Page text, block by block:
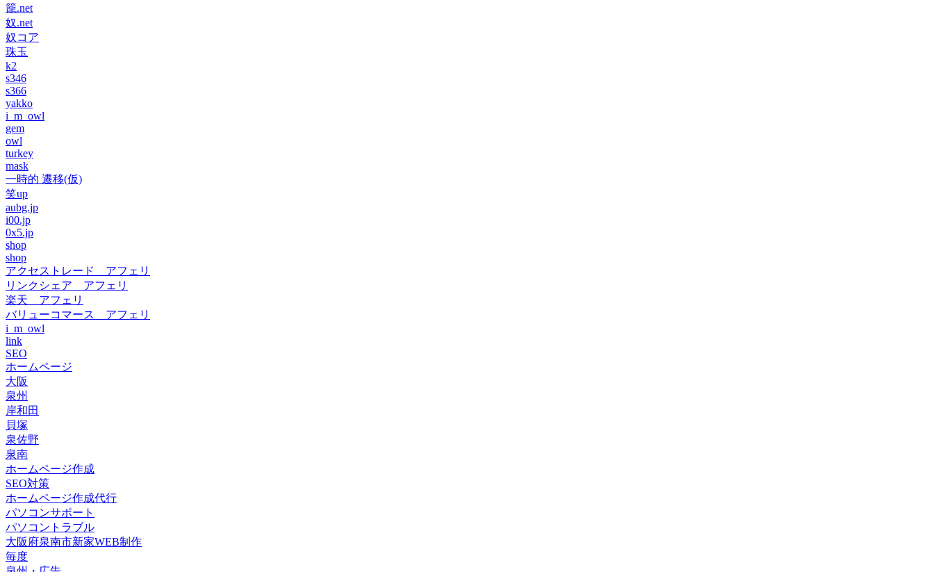
籠.net
奴.net
奴コア
珠玉
k2
s346
s366
yakko
i_m_owl
gem
owl
turkey
mask
一時的 遷移(仮)
笑up
aubg.jp
i00.jp
0x5.jp
shop
shop
アクセストレード アフェリ
リンクシェア アフェリ
楽天 アフェリ
バリューコマース アフェリ
i_m_owl
link
SEO
ホームページ
大阪
泉州
岸和田
貝塚
泉佐野
泉南
ホームページ作成
SEO対策
ホームページ作成代行
パソコンサポート
パソコントラブル
大阪府泉南市新家WEB制作
毎度